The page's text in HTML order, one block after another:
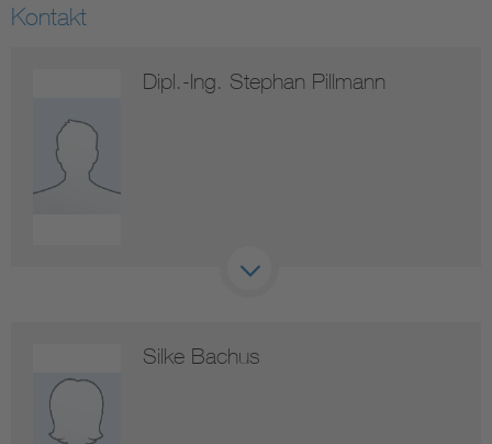
DIN VDE 0100 für sichere Elektroinstallationen
Kontakt
Dipl.-Ing. Stephan Pillmann
Silke Bachus